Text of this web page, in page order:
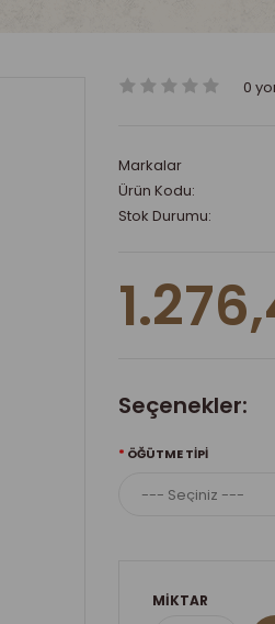
0
Markalar
Ürün Kodu:
Stok Durumu:
Seçenekler:
ÖĞÜTME TIPI
MIKTAR